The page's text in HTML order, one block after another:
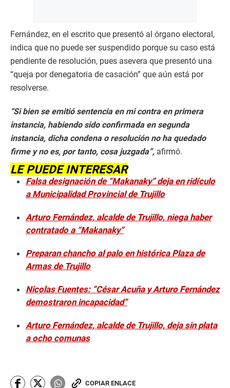
Fernández, en el escrito que presentó al órgano electoral,
indica que no puede ser suspendido porque su caso está
pendiente de resolución, pues asevera que presentó una
“queja por denegatoria de casación” que aún está por
resolverse.
“Si bien se emitió sentencia en mi contra en primera
instancia, habiendo sido confirmada en segunda
instancia, dicha condena o resolución no ha quedado
firme y no es, por tanto, cosa juzgada”, afirmó.
LE PUEDE INTERESAR
Falsa designación de “Makanaky” deja en ridículo
a Municipalidad Provincial de Trujillo
Arturo Fernández, alcalde de Trujillo, niega haber
contratado a “Makanaky”
Preparan chancho al palo en histórica Plaza de
Armas de Trujillo
Nicolas Fuentes: “César Acuña y Arturo Fernández
demostraron incapacidad”
Arturo Fernández, alcalde de Trujillo, deja sin plata
a ocho comunas
COPIAR ENLACE